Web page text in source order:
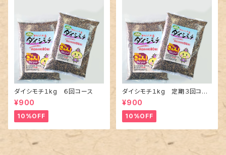
ダイシモチ１kg ６回コース
¥900
10%OFF
ダイシモチ１kg 定期３回コー
ス
¥900
10%OFF